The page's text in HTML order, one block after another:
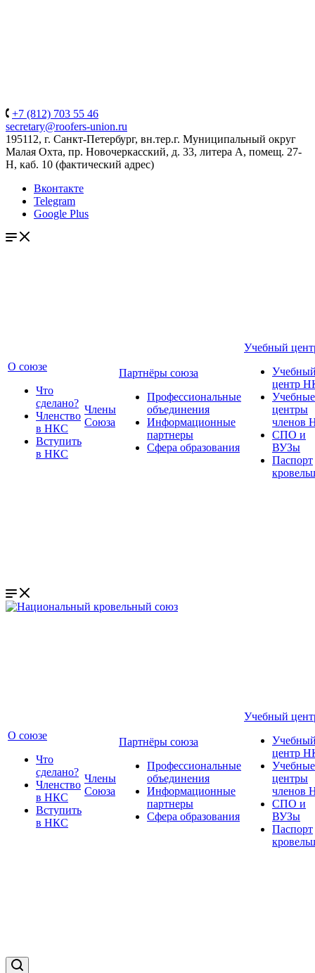
+7 (812) 703 55 46
secretary@roofers-union.ru
195112, г. Санкт-Петербург, вн.тер.г. Муниципальный округ
Малая Охта, пр. Новочеркасский, д. 33, литера А, помещ. 27-
Н, каб. 10 (фактический адрес)
Вконтакте
Telegram
Google Plus
О союзе
Что
сделано?
Членство
в НКС
Вступить
в НКС
Члены
Союза
Партнёры союза
Профессиональные
объединения
Информационные
партнеры
Сфера образования
Учебный
центр
Учебные
центры
членов
СПО и
ВУЗы
Паспорт
О союзе
Что
сделано?
Членство
в НКС
Вступить
в НКС
Члены
Союза
Партнёры союза
Профессиональные
объединения
Информационные
партнеры
Сфера образования
Учебный
центр
Учебные
центры
членов
СПО и
ВУЗы
Паспорт